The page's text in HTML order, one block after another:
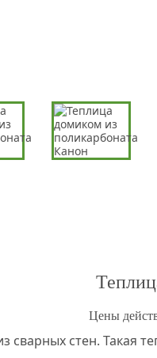
Цены
сварных стен. Такая